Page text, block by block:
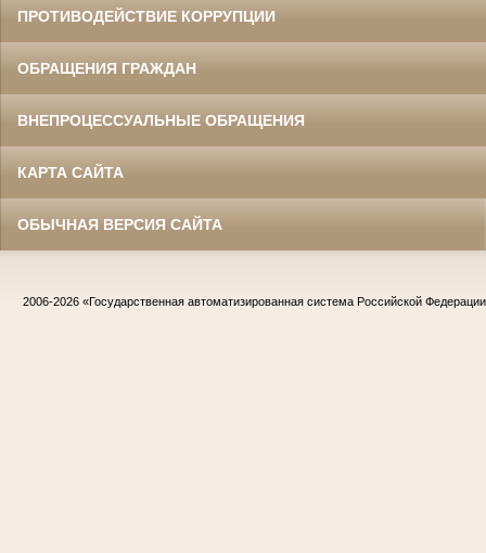
ПРОТИВОДЕЙСТВИЕ КОРРУПЦИИ
ОБРАЩЕНИЯ ГРАЖДАН
ВНЕПРОЦЕССУАЛЬНЫЕ ОБРАЩЕНИЯ
КАРТА САЙТА
ОБЫЧНАЯ ВЕРСИЯ САЙТА
2006-2026 «Государственная автоматизированная система Российской